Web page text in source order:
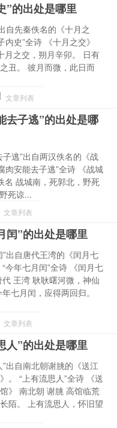
”的出处是哪里
自先秦佚名的《十月之
内史”全诗 《十月之交》
月之交，朔月辛卯。 日有
丑。 彼月而微，此日而
文章列表
去子逃”的出处是哪
子逃”出自两汉佚名的《战
肉安能去子逃”全诗 《战城
名 战城南，死郭北，野死
死谅...
文章列表
闰”的出处是哪里
”出自唐代王湾的《闰月七
今年七月闰”全诗 《闰月七
代 王湾 耿耿曙河微，神仙
七月闰，应得两回归。
文章列表
人”的出处是哪里
”出自南北朝谢朓的《送江
。 “上有流思人”全诗 《送
》 南北朝 谢朓 高馆临荒
陌。 上有流思人，怀旧望